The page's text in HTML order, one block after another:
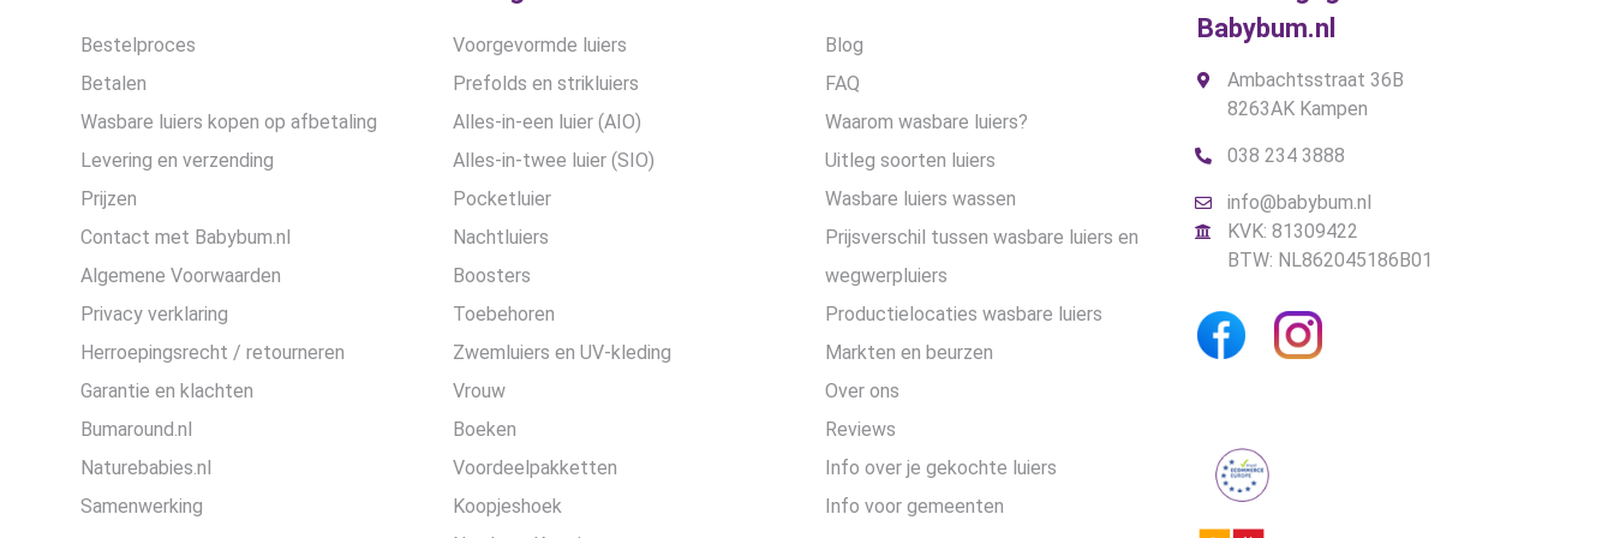
Bestelproces
Betalen
Wasbare luiers kopen op afbetaling
Levering en verzending
Prijzen
Contact met Babybum.nl
Algemene Voorwaarden
Privacy verklaring
Herroepingsrecht / retourneren
Garantie en klachten
Bumaround.nl
Naturebabies.nl
Samenwerking
Voorgevormde luiers
Prefolds en strikluiers
Alles-in-een luier (AIO)
Alles-in-twee luier (SIO)
Pocketluier
Nachtluiers
Boosters
Toebehoren
Zwemluiers en UV-kleding
Vrouw
Boeken
Voordeelpakketten
Koopjeshoek
Blog
FAQ
Waarom wasbare luiers?
Uitleg soorten luiers
Wasbare luiers wassen
Prijsverschil tussen wasbare luiers en
wegwerpluiers
Productielocaties wasbare luiers
Markten en beurzen
Over ons
Reviews
Info over je gekochte luiers
Info voor gemeenten
Babybum.nl
Ambachtsstraat 36B
8263AK Kampen
038 234 3888
info@babybum.nl
KVK: 81309422
BTW: NL862045186B01